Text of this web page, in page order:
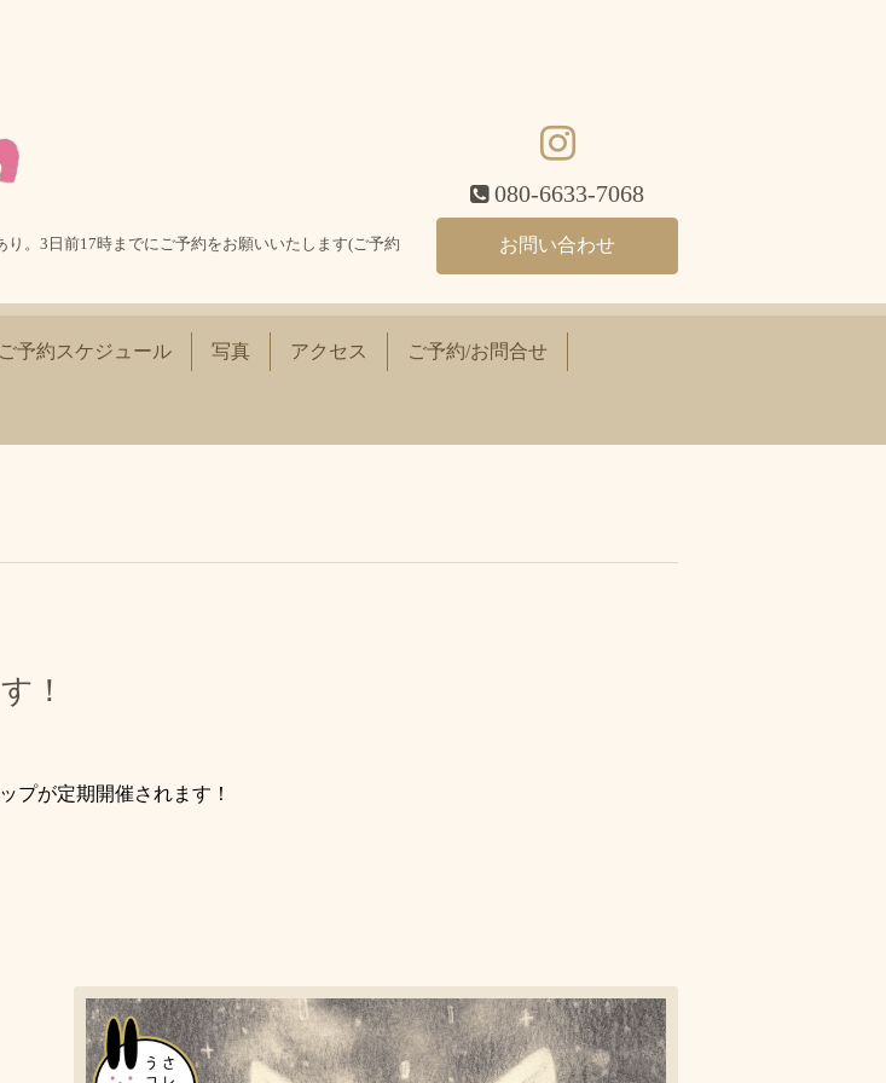
。3日前17時までにご予約をお願いいたします(ご予約
080-6633-7068
お問い合わせ
ご予約スケジュール 写真 アクセス ご予約/お問合せ
！
プが定期開催されます！